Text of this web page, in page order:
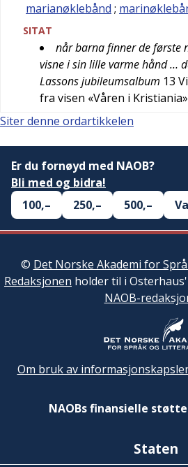
marianøklebånd ;
SITAT
når barna finner de første
visne i sin lille varme hånd …
Lassons jubileumsalbum 13
fra visen «Våren i Kristiania»
Siter denne ordartikkelen
Er du fornøyd med NAOB?
Bli med og bidra!
100,–
250,– 500,–
© Det Norske Akademi for
Redaksjonen holder til i
NAOB-
Om bruk av
NAOBs finansielle
Staten